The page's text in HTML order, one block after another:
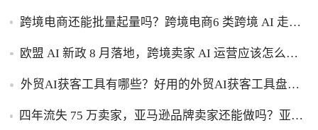
跨境电商还能批量起量吗？跨境电商6 类跨境 AI 走量
欧盟 AI 新政 8 月落地，跨境卖家 AI 运营应该怎么应
外贸AI获客工具有哪些？好用的外贸AI获客工具盘
四年流失 75 万卖家，亚马逊品牌卖家还能做吗？亚马